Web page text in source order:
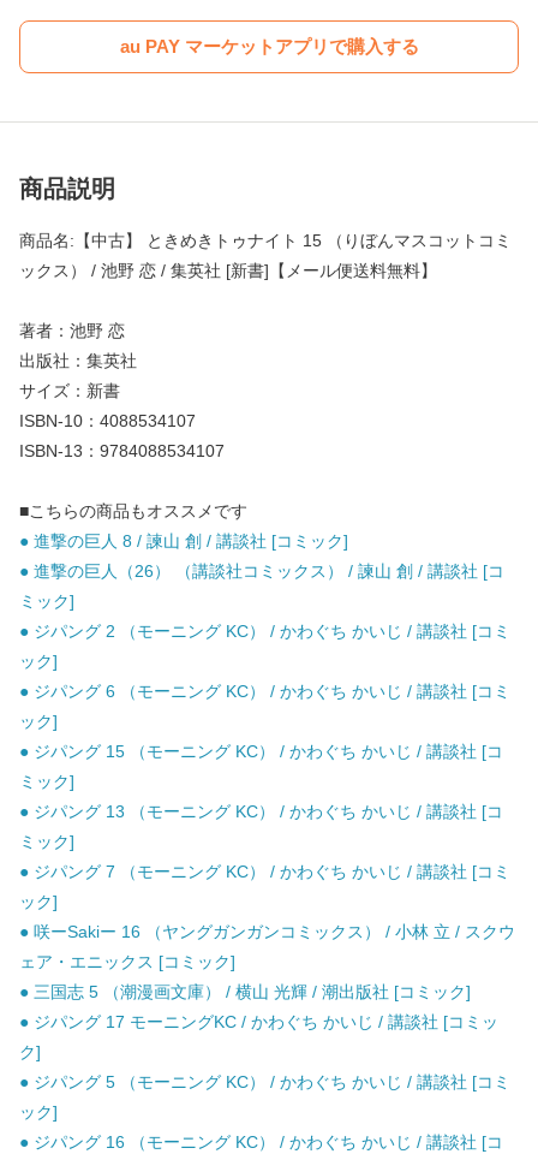
au PAY マーケットアプリで購入する
商品説明
商品名:【中古】 ときめきトゥナイト 15 （りぼんマスコットコミ
ックス） / 池野 恋 / 集英社 [新書]【メール便送料無料】
著者：池野 恋
出版社：集英社
サイズ：新書
ISBN-10：4088534107
ISBN-13：9784088534107
■こちらの商品もオススメです
● 進撃の巨人 8 / 諫山 創 / 講談社 [コミック]
● 進撃の巨人（26） （講談社コミックス） / 諫山 創 / 講談社 [コ
ミック]
● ジパング 2 （モーニング KC） / かわぐち かいじ / 講談社 [コミ
ック]
● ジパング 6 （モーニング KC） / かわぐち かいじ / 講談社 [コミ
ック]
● ジパング 15 （モーニング KC） / かわぐち かいじ / 講談社 [コ
ミック]
● ジパング 13 （モーニング KC） / かわぐち かいじ / 講談社 [コ
ミック]
● ジパング 7 （モーニング KC） / かわぐち かいじ / 講談社 [コミ
ック]
● 咲ーSakiー 16 （ヤングガンガンコミックス） / 小林 立 / スクウ
ェア・エニックス [コミック]
● 三国志 5 （潮漫画文庫） / 横山 光輝 / 潮出版社 [コミック]
● ジパング 17 モーニングKC / かわぐち かいじ / 講談社 [コミッ
ク]
● ジパング 5 （モーニング KC） / かわぐち かいじ / 講談社 [コミ
ック]
● ジパング 16 （モーニング KC） / かわぐち かいじ / 講談社 [コ